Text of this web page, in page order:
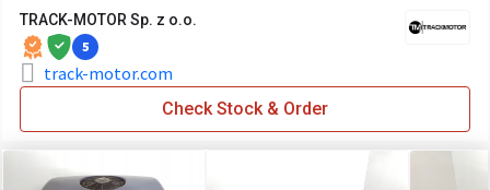
TRACK-MOTOR Sp. z o.o.
5
track-motor.com
Check Stock & Order